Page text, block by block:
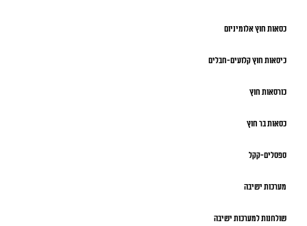
כסאות חוץ אלומיניום
כיסאות חוץ קלועים-חבלים
כורסאות חוץ
כסאות בר חוץ
ספסלים-קקל
מערכות ישיבה
שולחנות למערכות ישיבה